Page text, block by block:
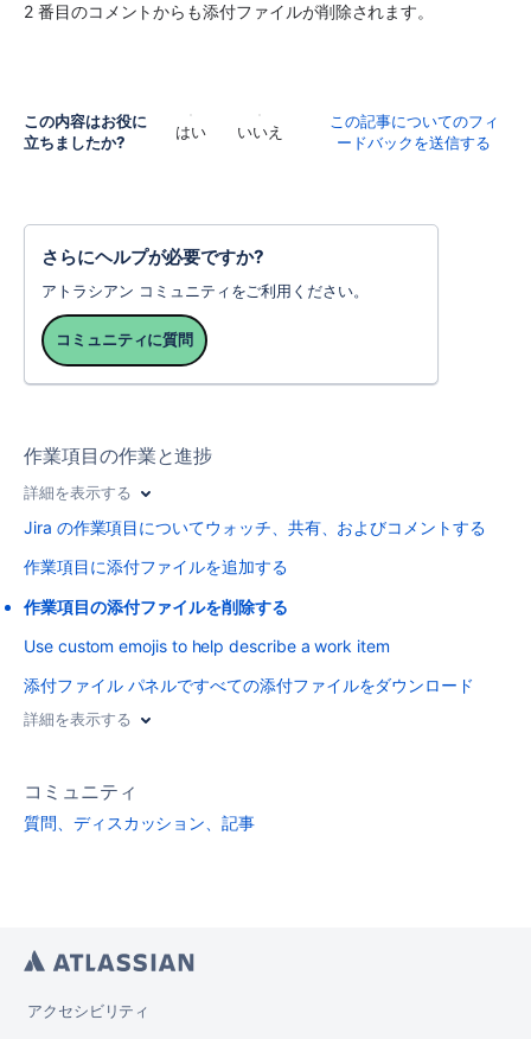
2 番目のコメントからも添付ファイルが削除されます。
この内容はお役に
立ちましたか?
はい いいえ
この記事についてのフィ
ードバックを送信する
さらにヘルプが必要ですか?
アトラシアン コミュニティをご利用ください。
コミュニティに質問
作業項目の作業と進捗
詳細を表示する
Jira の作業項目についてウォッチ、共有、およびコメントする
作業項目に添付ファイルを追加する
作業項目の添付ファイルを削除する
Use custom emojis to help describe a work item
添付ファイル パネルですべての添付ファイルをダウンロード
詳細を表示する
コミュニティ
質問、ディスカッション、記事
アクセシビリティ